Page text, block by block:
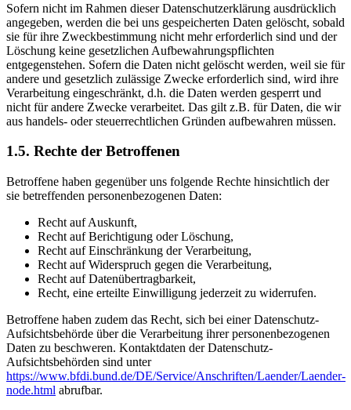
Sofern nicht im Rahmen dieser Datenschutzerklärung ausdrücklich
angegeben, werden die bei uns gespeicherten Daten gelöscht, sobald
sie für ihre Zweckbestimmung nicht mehr erforderlich sind und der
Löschung keine gesetzlichen Aufbewahrungspflichten
entgegenstehen. Sofern die Daten nicht gelöscht werden, weil sie für
andere und gesetzlich zulässige Zwecke erforderlich sind, wird ihre
Verarbeitung eingeschränkt, d.h. die Daten werden gesperrt und
nicht für andere Zwecke verarbeitet. Das gilt z.B. für Daten, die wir
aus handels- oder steuerrechtlichen Gründen aufbewahren müssen.
1.5. Rechte der Betroffenen
Betroffene haben gegenüber uns folgende Rechte hinsichtlich der
sie betreffenden personenbezogenen Daten:
Recht auf Auskunft,
Recht auf Berichtigung oder Löschung,
Recht auf Einschränkung der Verarbeitung,
Recht auf Widerspruch gegen die Verarbeitung,
Recht auf Datenübertragbarkeit,
Recht, eine erteilte Einwilligung jederzeit zu widerrufen.
Betroffene haben zudem das Recht, sich bei einer Datenschutz-
Aufsichtsbehörde über die Verarbeitung ihrer personenbezogenen
Daten zu beschweren. Kontaktdaten der Datenschutz-
Aufsichtsbehörden sind unter
https://www.bfdi.bund.de/DE/Service/Anschriften/Laender/Laender-
node.html abrufbar.